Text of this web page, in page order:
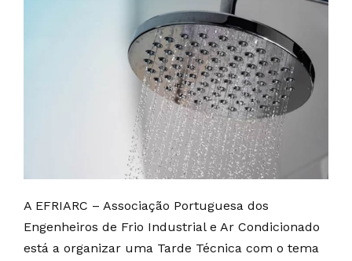
A EFRIARC – Associação Portuguesa dos
Engenheiros de Frio Industrial e Ar Condicionado
está a organizar uma Tarde Técnica com o tema